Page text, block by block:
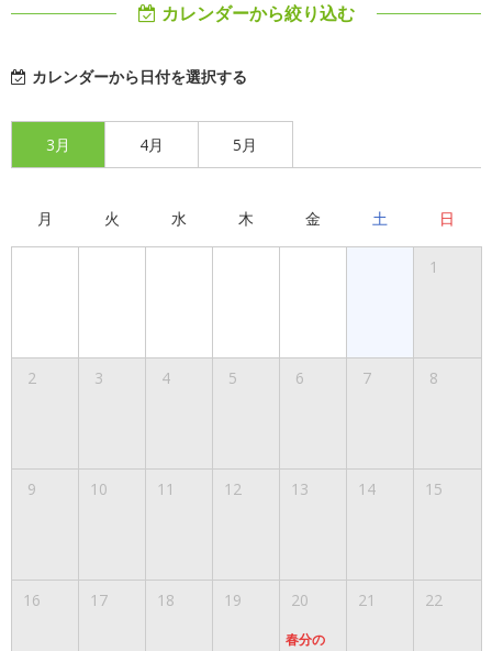
カレンダーから絞り込む
カレンダーから日付を選択する
3月 4月 5月
月 火 水 木 金 土 日
1
2 3 4 5 6 7 8
9 10 11 12 13 14 15
16 17 18 19 20
春分の
21 22